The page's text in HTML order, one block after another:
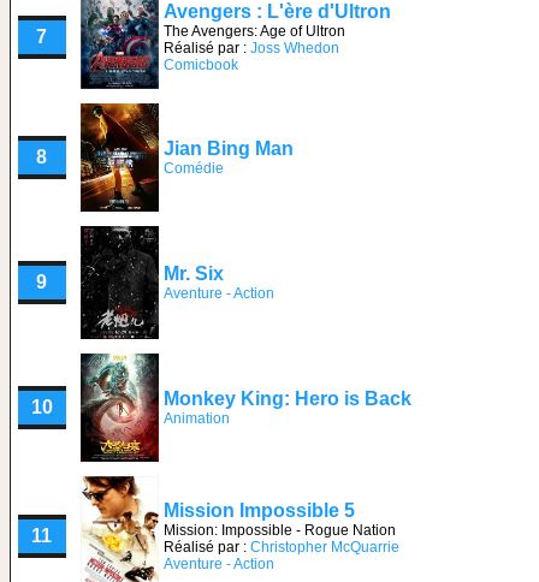
7
Avengers : L'ère d'Ultron
The Avengers: Age of Ultron
Réalisé par : Joss Whedon
Comicbook
8 Jian Bing Man
Comédie
9 Mr. Six
Aventure - Action
10 Monkey King: Hero is Back
Animation
11
Mission Impossible 5
Mission: Impossible - Rogue Nation
Réalisé par : Christopher McQuarrie
Aventure - Action